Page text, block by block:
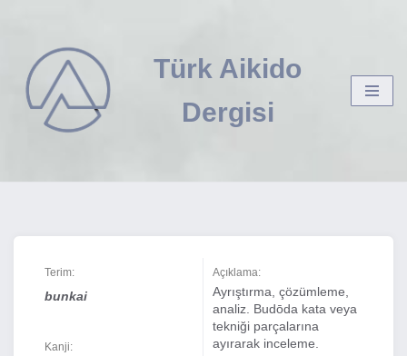
İçeriğe
geç
Türk Aikido
Dergisi
Terim:
bunkai
Kanji:
Açıklama:
Ayrıştırma, çözümleme,
analiz. Budōda kata veya
tekniği parçalarına
ayırarak inceleme.